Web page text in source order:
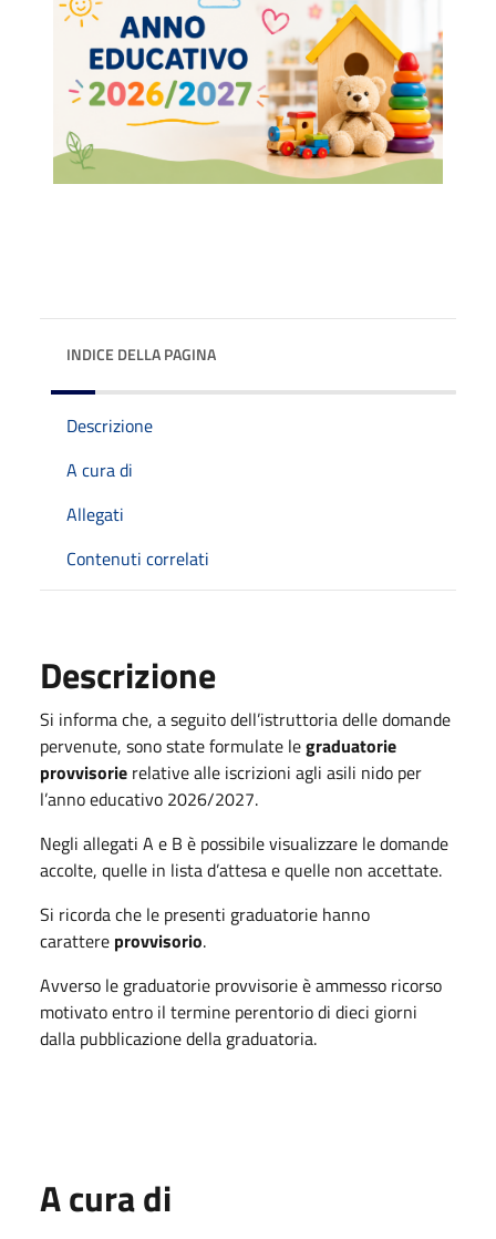
INDICE DELLA PAGINA
Descrizione
A cura di
Allegati
Contenuti correlati
Descrizione
Si informa che, a seguito dell’istruttoria delle domande
pervenute, sono state formulate legraduatorie
provvisorie relative alle iscrizioni agli asili nido per
l’anno educativo 2026/2027.
Negli allegati A e B è possibile visualizzare le domande
accolte, quelle in lista d’attesa e quelle non accettate.
Si ricorda che le presenti graduatorie hanno
carattere provvisorio.
Avverso le graduatorie provvisorie è ammesso ricorso
motivato entro il termine perentorio di dieci giorni
dalla pubblicazione della graduatoria.
A cura di